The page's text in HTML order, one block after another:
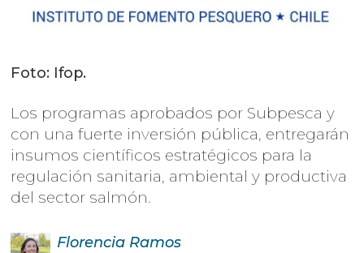
Foto: Ifop.
Los programas aprobados por Subpesca y
con una fuerte inversión pública, entregarán
insumos científicos estratégicos para la
regulación sanitaria, ambiental y productiva
del sector salmón.
Florencia Ramos